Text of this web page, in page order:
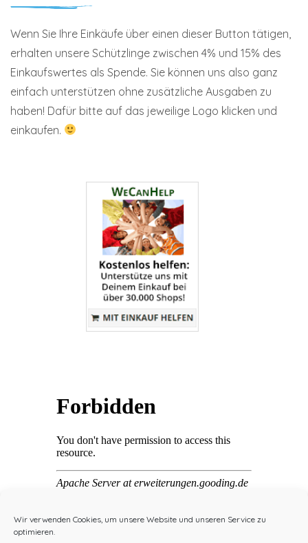
Wir verwenden Cookies, um unsere Website und unseren Service zu
optimieren.
Wenn Sie Ihre Einkäufe über einen dieser Button tätigen,
erhalten unsere Schützlinge zwischen 4% und 15% des
Einkaufswertes als Spende. Sie können uns also ganz
einfach unterstützen ohne zusätzliche Ausgaben zu
haben! Dafür bitte auf das jeweilige Logo klicken und
einkaufen.